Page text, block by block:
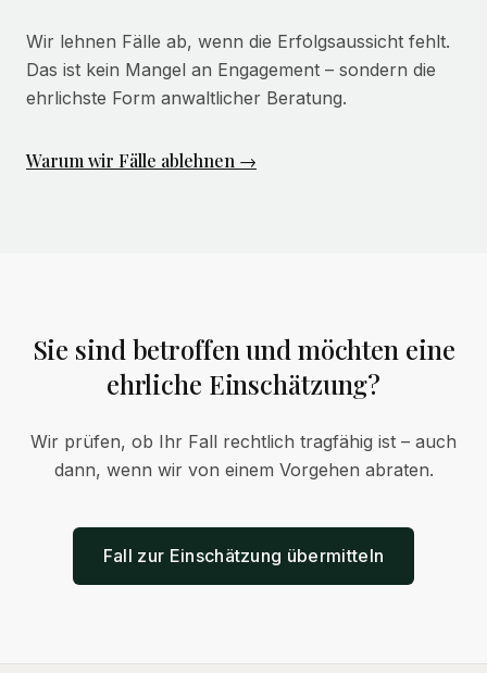
Wir lehnen Fälle ab, wenn die Erfolgsaussicht fehlt.
Das ist kein Mangel an Engagement – sondern die
ehrlichste Form anwaltlicher Beratung.
Warum wir Fälle ablehnen →
Sie sind betroffen und möchten eine
ehrliche Einschätzung?
Wir prüfen, ob Ihr Fall rechtlich tragfähig ist – auch
dann, wenn wir von einem Vorgehen abraten.
Fall zur Einschätzung übermitteln